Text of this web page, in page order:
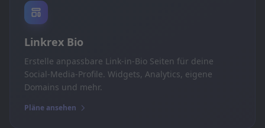
Linkrex Bio
Erstelle anpassbare Link-in-Bio Seiten für deine
Social-Media-Profile. Widgets, Analytics, eigene
Domains und mehr.
Pläne ansehen